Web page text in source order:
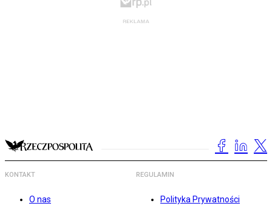
KONTAKT
O nas
REGULAMIN
Polityka Prywatności